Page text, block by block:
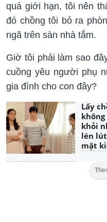
quá giới hạn, tôi nên
đó chồng tôi bỏ ra
ngã trên sàn nhà tắm.
Giờ tôi phải làm sao
cuồng yêu người phụ
gia đình cho con đây?
Lấy
khỏi
lén
mật